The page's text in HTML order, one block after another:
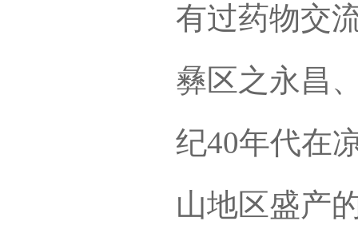
有过药物交
彝区之永昌
纪40年代在
山地区盛产